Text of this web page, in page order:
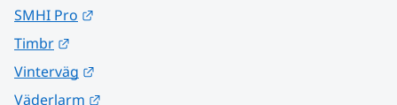
SMHI Pro
Timbr
Vinterväg
Väderlarm